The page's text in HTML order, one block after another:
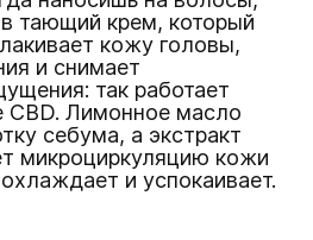
тающий крем, который
кожу головы,
и снимает
так работает
CBD. Лимонное масло
себума, а экстракт
микроциркуляцию кожи
и успокаивает.